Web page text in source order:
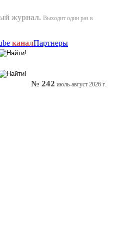
журнал. Выходит один раз в
каналПартнеры
№ 242 июль-август 2026 г.